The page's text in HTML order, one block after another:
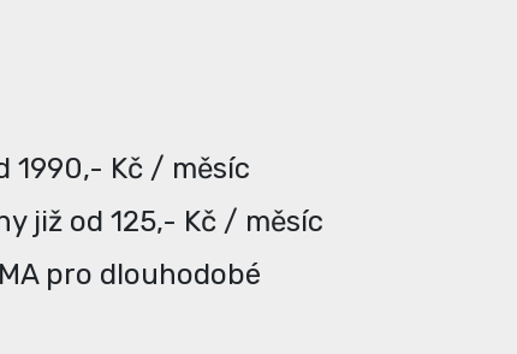
1990,- Kč / měsíc
již od 125,- Kč / měsíc
pro dlouhodobé